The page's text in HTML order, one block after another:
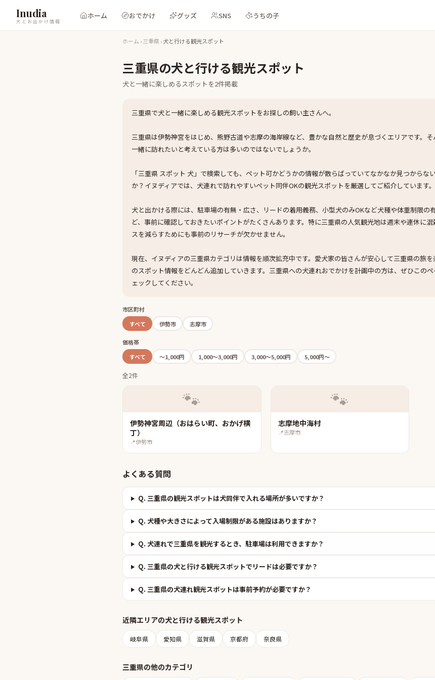
Inudia
犬とお出かけ情報
ホーム おでかけ グッズ SNS うちの子
ホーム ›三重県›犬と行ける観光スポット
三重県の犬と行ける観光スポット
犬と一緒に楽しめるスポット を2件掲載
三重県で犬と一緒に楽しめる観光スポットをお探しの飼い主さんへ。
三重県は伊勢神宮をはじめ、熊野古道や志摩の海岸線など、豊かな自然と歴史が息づくエリアです。
一緒に訪れたいと考えている方は多いのではないでしょうか。
「三重県 スポット 犬」で検索しても、ペット可かどうかの情報が散らばっていてなかなか見つから
か？イヌディアでは、犬連れで訪れやすいペット同伴OKの観光スポットを厳選してご紹介しています。
犬と出かける際には、駐車場の有無・広さ、リードの着用義務、小型犬のみOKなど犬種や体重制限の
ど、事前に確認しておきたいポイントがたくさんあります。特に三重県の人気観光地は週末や連休に
スを減らすためにも事前のリサーチが欠かせません。
現在、イヌディアの三重県カテゴリは情報を順次拡充中です。愛犬家の皆さんが安心して三重県の旅
のスポット情報をどんどん追加していきます。三重県への犬連れおでかけを計画中の方は、ぜひこの
ェックしてください。
市区町村
すべて
伊勢市 志摩市
価格帯
すべて
〜1,000円 1,000〜3,000円 3,000〜5,000円 5,000円〜
全2件
🐾
伊勢神宮周辺（おはらい町、おかげ横
丁）
📍伊勢市
🐾
志摩地中海村
📍志摩市
よくある質問
Q. 三重県の観光スポットは犬同伴で入れる場所が多いですか？
Q. 犬種や大きさによって入場制限がある施設はありますか？
Q. 犬連れで三重県を観光するとき、駐車場は利用できますか？
Q. 三重県の犬と行ける観光スポットでリードは必要ですか？
Q. 三重県の犬連れ観光スポットは事前予約が必要ですか？
近隣エリアの犬と行ける観光スポット
岐阜県 愛知県 滋賀県 京都府 奈良県
三重県の他のカテゴリ